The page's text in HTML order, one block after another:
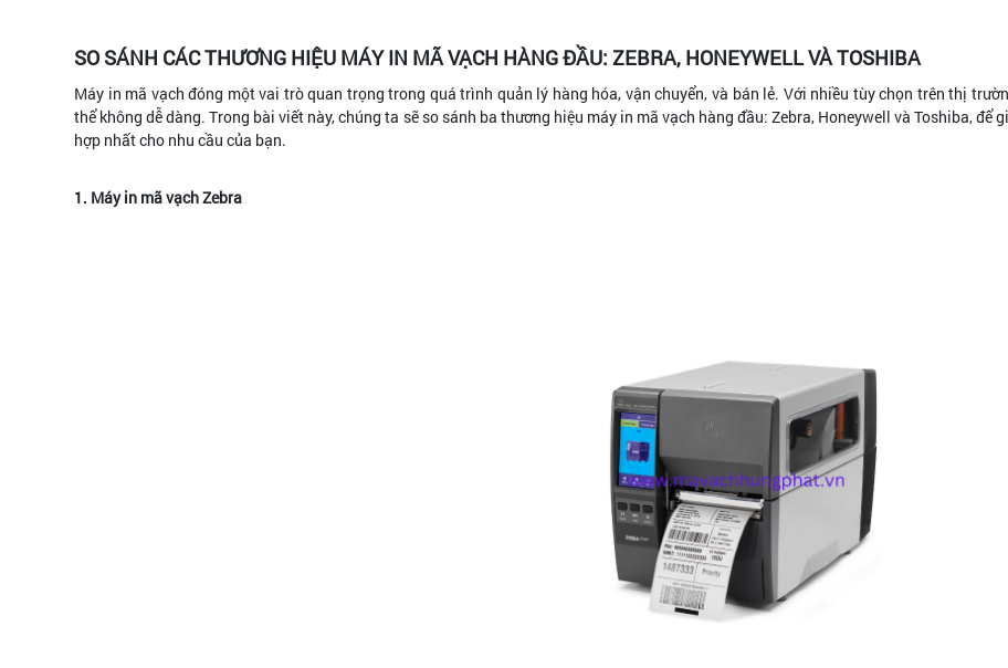
SO SÁNH CÁC THƯƠNG HIỆU MÁY IN MÃ VẠCH HÀNG ĐẦU: ZEBRA, HONEYWELL VÀ TOSHIBA
Máy in mã vạch đóng một vai trò quan trọng trong quá trình quản lý hàng hóa, vận chuyển, và bán lẻ. Với nhiều tùy chọn trên thị
thể không dễ dàng. Trong bài viết này, chúng ta sẽ so sánh ba thương hiệu máy in mã vạch hàng đầu: Zebra, Honeywell và Toshiba,
hợp nhất cho nhu cầu của bạn.
1. Máy in mã vạch Zebra